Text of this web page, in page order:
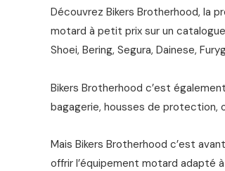
Découvrez Bikers Brotherhood, la
motard à petit prix sur un
Shoei, Bering, Segura, Dainese,
Bikers Brotherhood c’est
bagagerie, housses de protection,
Mais Bikers Brotherhood c’est
offrir l’équipement motard